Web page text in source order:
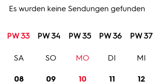
Meldungen
Programm
Es wurden keine Sendungen gefunden
PW 33 PW 34 PW 35 PW 36 PW 37
08
SA
09
SO
10
MO
11
DI
12
MI